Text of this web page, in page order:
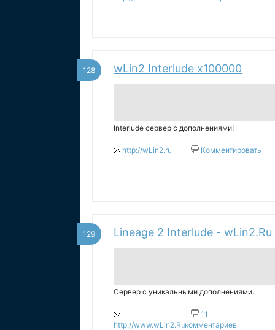
128 wLin2 Interlude x100000
Interlude сервер с дополнениями!
http://wLin2.ru Комментировать
129 Lineage 2 Interlude - wLin2.Ru
Сервер с уникальными дополнениями.
http://www.wLin2.Ru
11
комментариев